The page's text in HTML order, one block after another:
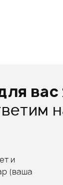
и
(ваша